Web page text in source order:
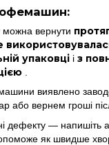
вернути
упаковці і з
виявлено
або вернем гроші
дефекту — напишіть
як швидше